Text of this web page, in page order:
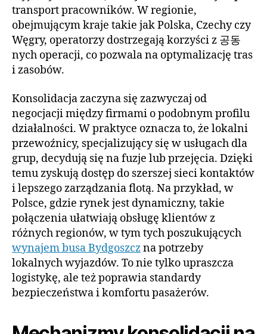
transport pracowników. W regionie,
obejmującym kraje takie jak Polska, Czechy czy
Węgry, operatorzy dostrzegają korzyści z 공동
nych operacji, co pozwala na optymalizację tras
i zasobów.
Konsolidacja zaczyna się zazwyczaj od
negocjacji między firmami o podobnym profilu
działalności. W praktyce oznacza to, że lokalni
przewoźnicy, specjalizujący się w usługach dla
grup, decydują się na fuzje lub przejęcia. Dzięki
temu zyskują dostęp do szerszej sieci kontaktów
i lepszego zarządzania flotą. Na przykład, w
Polsce, gdzie rynek jest dynamiczny, takie
połączenia ułatwiają obsługę klientów z
różnych regionów, w tym tych poszukujących
wynajem busa Bydgoszczna potrzeby
lokalnych wyjazdów. To nie tylko upraszcza
logistykę, ale też poprawia standardy
bezpieczeństwa i komfortu pasażerów.